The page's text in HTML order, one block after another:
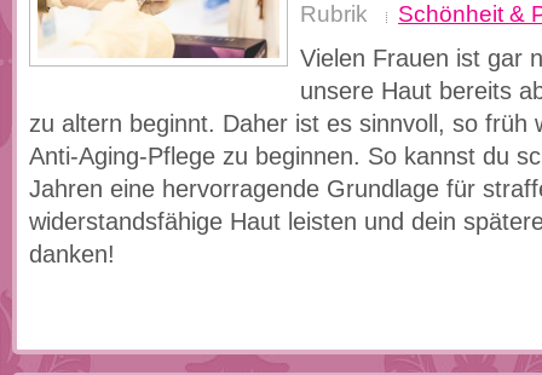
Rubrik Schönheit &
Vielen Frauen ist gar
unsere Haut bereits
zu altern beginnt. Daher ist es sinnvoll, so früh
Anti-Aging-Pflege zu beginnen. So kannst du
Jahren eine hervorragende Grundlage für
widerstandsfähige Haut leisten und dein
danken!